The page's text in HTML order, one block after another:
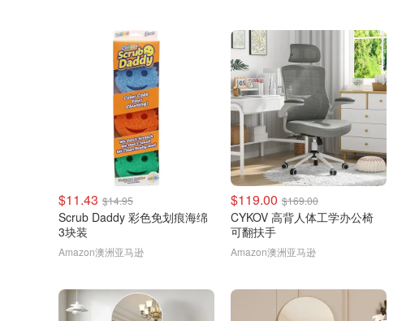
$11.43 $14.95
Scrub Daddy 彩色免划痕海绵
3块装
Amazon澳洲亚马逊
$119.00 $169.00
CYKOV 高背人体工学办公椅
可翻扶手
Amazon澳洲亚马逊